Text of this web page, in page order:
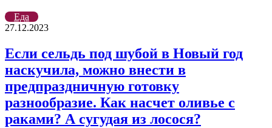
Еда
27.12.2023
Если сельдь под шубой в Новый год
наскучила, можно внести в
предпраздничную готовку
разнообразие. Как насчет оливье с
раками? А сугудая из лосося?